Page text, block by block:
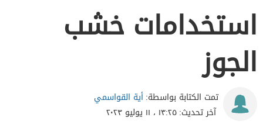
استخدامات خشب
الجوز
تمت الكتابة بواسطة:أية القواسمي
آخر تحديث:١٣:٢٥ ، ١١ يوليو ٢٠٢٣